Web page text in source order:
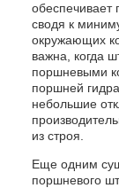
обеспечивает
сводя к
окружающих
важна, когда
поршневыми
поршней
небольшие
из строя.
Еще одним
поршневого